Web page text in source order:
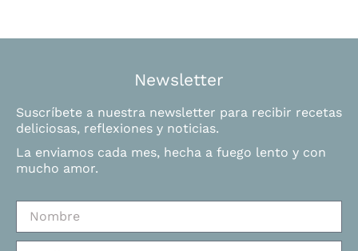
Newsletter
Suscríbete a nuestra newsletter para recibir recetas
deliciosas, reflexiones y noticias.
La enviamos cada mes, hecha a fuego lento y con
mucho amor.